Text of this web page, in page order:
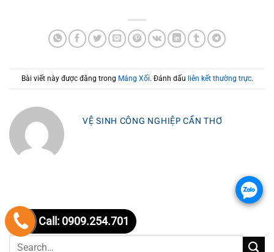
Bài viết này được đăng trong Máng Xối. Đánh dấu liên kết thường trực.
VỆ SINH CÔNG NGHIỆP CẦN THƠ
.
Call: 0909.254.701